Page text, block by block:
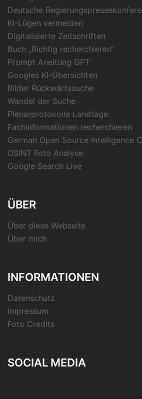
Deutsche
KI-Lügen vermeiden
Digitalisierte Zeitschriften
Buch „Richtig recherchieren“
Prompt Aneitung GPT
Googles KI-Übersichten
Bilder Rückwärtssuche
Wandel der Suche
Plenarprotokolle Landtage
Fachinformationen recherchieren
German Open Source Intelligence
OSINT Foto Analyse
Google Search Live
ÜBER
Über diese Webseite
Über mich
INFORMATIONEN
Datenschutz
Impressum
Foto Credits
SOCIAL MEDIA